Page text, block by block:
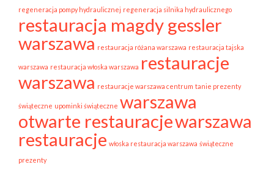
regeneracja pompy hydraulicznej regeneracja silnika hydraulicznego
restauracja magdy gessler
warszawa restauracja różana warszawa restauracja tajska
warszawa restauracja włoska warszawa restauracje
warszawa restauracje warszawa centrum tanie prezenty
świąteczne upominki świąteczne warszawa
otwarte restauracjewarszawa
restauracje włoska restauracja warszawa świąteczne
prezenty